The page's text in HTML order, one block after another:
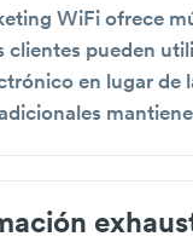
WiFi ofrece
clientes pueden
en lugar de